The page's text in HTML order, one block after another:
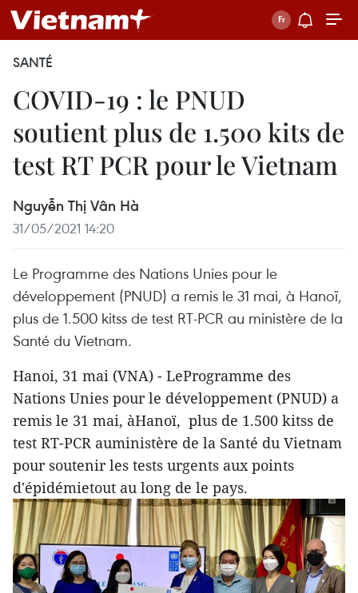
SANTÉ
COVID-19 : le PNUD
soutient plus de 1.500 kits de
test RT PCR pour le Vietnam
Nguyễn Thị Vân Hà
31/05/2021 14:20
Le Programme des Nations Unies pour le
développement (PNUD) a remis le 31 mai, à Hanoï,
plus de 1.500 kitss de test RT-PCR au ministère de la
Santé du Vietnam.
Hanoi, 31 mai (VNA) - LeProgramme des
Nations Unies pour le développement (PNUD) a
remis le 31 mai, àHanoï, plus de 1.500 kitss de
test RT-PCR auministère de la Santé du Vietnam
pour soutenir les tests urgents aux points
d'épidémietout au long de le pays.